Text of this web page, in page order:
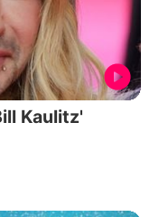
Kaulitz'